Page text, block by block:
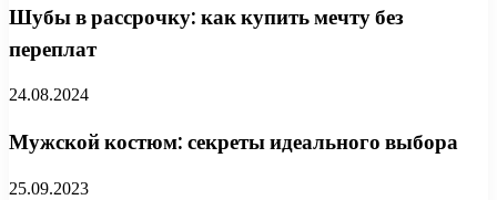
Шубы в рассрочку: как купить мечту без
переплат
24.08.2024
Мужской костюм: секреты идеального выбора
25.09.2023